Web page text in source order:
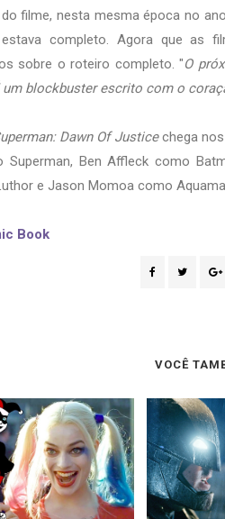
filme, nesta mesma época no
completo. Agora que as
sobre o roteiro completo. "O
um blockbuster escrito com o
Dawn Of Justicechega nos
Superman, Ben Affleck como
e Jason Momoa como
Book
VOCÊ